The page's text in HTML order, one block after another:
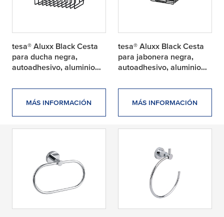
tesa® Aluxx Black Cesta
para ducha negra,
autoadhesivo, aluminio
MÁS INFORMACIÓN
tesa® Aluxx Black Cesta
para jabonera negra,
autoadhesivo, aluminio
MÁS INFORMACIÓN